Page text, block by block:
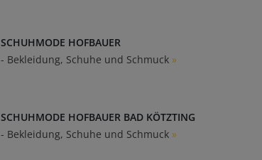
SCHUHMODE HOFBAUER
- Bekleidung, Schuhe und Schmuck»
SCHUHMODE HOFBAUER BAD KÖTZTING
- Bekleidung, Schuhe und Schmuck»